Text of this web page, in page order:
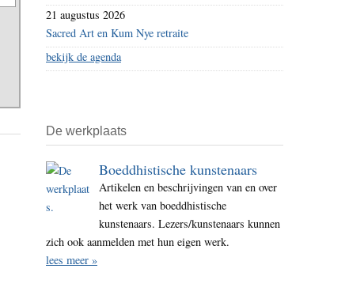
21 augustus 2026
Sacred Art en Kum Nye retraite
bekijk de agenda
De werkplaats
Boeddhistische kunstenaars
Artikelen en beschrijvingen van en over
het werk van boeddhistische
kunstenaars. Lezers/kunstenaars kunnen
zich ook aanmelden met hun eigen werk.
lees meer »